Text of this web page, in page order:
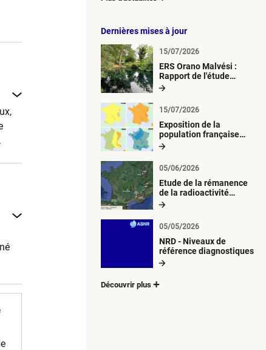
Dernières mises à jour
ERS Orano Malvési :
Rapport de l'étude
radiologique du milieu
15/07/2026
Exposition de la
population française
métropolitaine aux
atmosphériques
radioactives depuis 1945
15/07/2026
Etude de la rémanence
de la radioactivité
d’origine artificielle
05/06/2026
NRD - Niveaux de
référence diagnostiques
05/05/2026
Découvrir plus